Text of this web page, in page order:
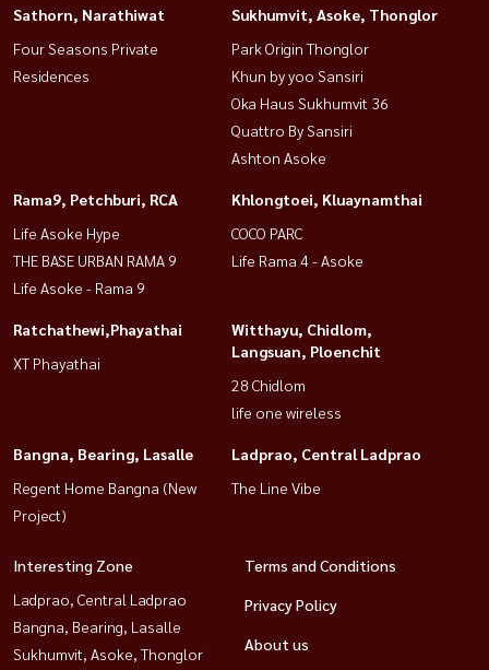
Sathorn, Narathiwat
Four Seasons Private
Residences
Sukhumvit, Asoke, Thonglor
Park Origin Thonglor
Khun by yoo Sansiri
Oka Haus Sukhumvit 36
Quattro By Sansiri
Ashton Asoke
Rama9, Petchburi, RCA
Life Asoke Hype
THE BASE URBAN RAMA 9
Life Asoke - Rama 9
Khlongtoei, Kluaynamthai
COCO PARC
Life Rama 4 - Asoke
Ratchathewi,Phayathai
XT Phayathai
Witthayu, Chidlom,
Langsuan, Ploenchit
28 Chidlom
life one wireless
Bangna, Bearing, Lasalle
Regent Home Bangna (New
Project)
Ladprao, Central Ladprao
The Line Vibe
Interesting Zone
Ladprao, Central Ladprao
Bangna, Bearing, Lasalle
Sukhumvit, Asoke, Thonglor
Terms and Conditions
Privacy Policy
About us